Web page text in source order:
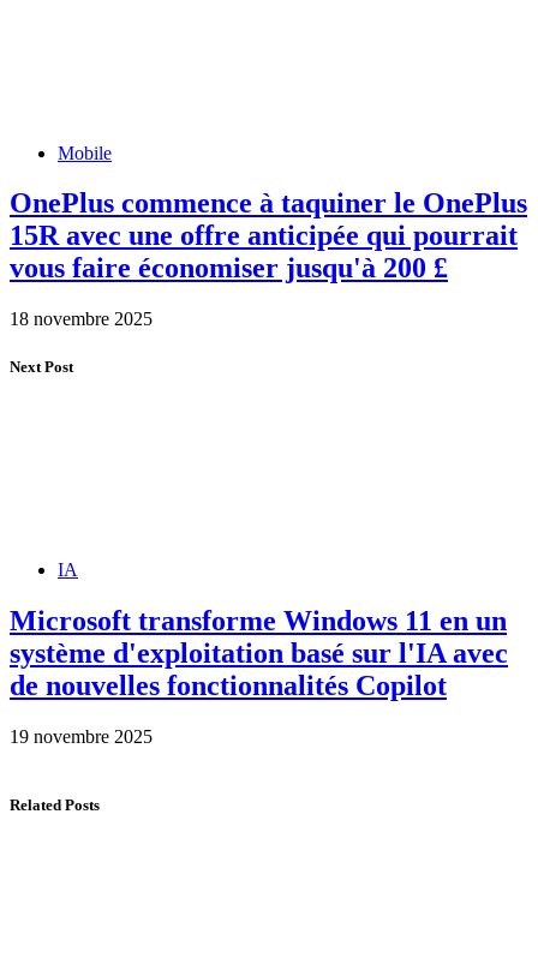
Mobile
OnePlus commence à taquiner le OnePlus
15R avec une offre anticipée qui pourrait
vous faire économiser jusqu'à 200 £
18 novembre 2025
Next Post
IA
Microsoft transforme Windows 11 en un
système d'exploitation basé sur l'IA avec
de nouvelles fonctionnalités Copilot
19 novembre 2025
Related Posts